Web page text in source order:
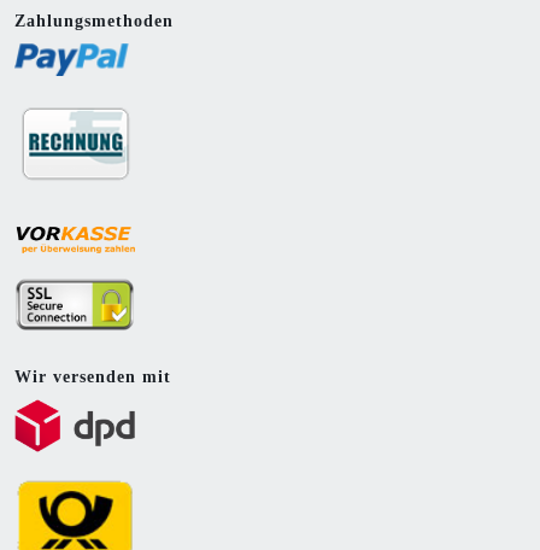
Zahlungsmethoden
Wir versenden mit